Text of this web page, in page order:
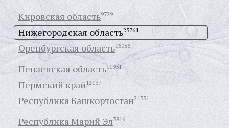
Кировская область9729
Нижегородская область25761
Оренбургская область16086
Пензенская область11951
Пермский край 12137
Республика Башкортостан21551
Республика Марий Эл3816